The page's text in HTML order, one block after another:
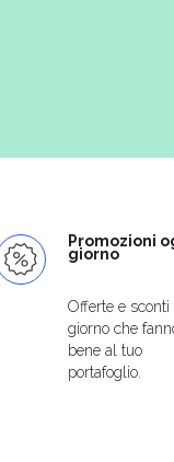
Promozioni
giorno
Offerte e sconti
giorno che
bene al tuo
portafoglio.